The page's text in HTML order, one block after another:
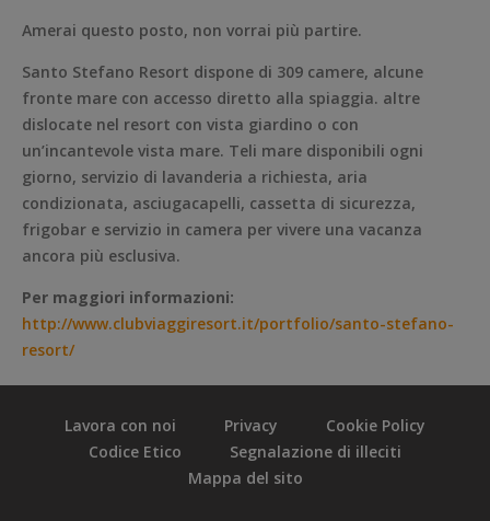
Amerai questo posto, non vorrai più partire.
Santo Stefano Resort dispone di 309 camere, alcune
fronte mare con accesso diretto alla spiaggia. altre
dislocate nel resort con vista giardino o con
un’incantevole vista mare. Teli mare disponibili ogni
giorno, servizio di lavanderia a richiesta, aria
condizionata, asciugacapelli, cassetta di sicurezza,
frigobar e servizio in camera per vivere una vacanza
ancora più esclusiva.
Per maggiori informazioni:
http://www.clubviaggiresort.it/portfolio/santo-stefano-
resort/
Lavora con noi Privacy
Cookie Policy
Codice Etico
Segnalazione di illeciti
Mappa del sito